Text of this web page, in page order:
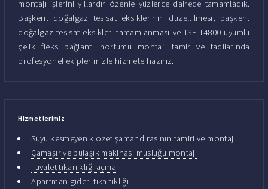
montajı işlerini yıllardır özenle yüzlerce dairede tamamladık.
Başkent doğalgaz tesisat eksiklerinin düzeltilmesi, başkent
doğalgaz tesisat eksikleri tamamlanması ve TSE 14800 uyumlu
çelik fleks bağlantı hortumu montajı tamir ve tadilatında
profesyonel ekiplerimizle hizmete hazırız.
Hizmetlerimiz
Suyu kesmeyen klozet şamandırasının tamiri ve montajı
Çamaşır ve bulaşık makinası musluğu montajı
Tuvalet tıkanıklığı açma
Apartman gideri tıkanıklığı